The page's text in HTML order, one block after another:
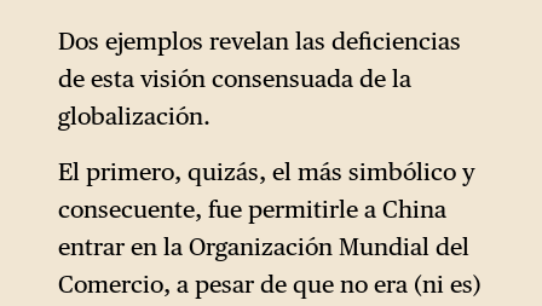
Dos ejemplos revelan las deficiencias
de esta visión consensuada de la
globalización.
El primero, quizás, el más simbólico y
consecuente, fue permitirle a China
entrar en la Organización Mundial del
Comercio, a pesar de que no era (ni es)